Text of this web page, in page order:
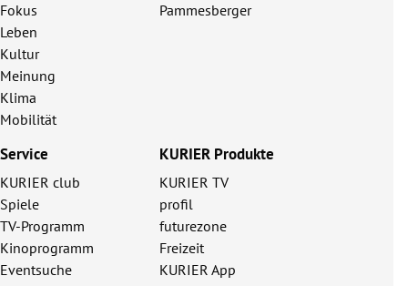
Fokus
Leben
Kultur
Meinung
Klima
Mobilität
Pammesberger
Service
KURIER club
Spiele
TV-Programm
Kinoprogramm
Eventsuche
KURIER Produkte
KURIER TV
profil
futurezone
Freizeit
KURIER App